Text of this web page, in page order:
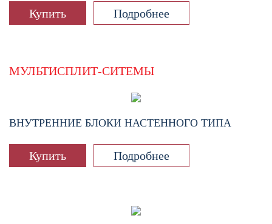
Купить Подробнее
МУЛЬТИСПЛИТ-СИТЕМЫ
ВНУТРЕННИЕ БЛОКИ НАСТЕННОГО ТИПА
Купить Подробнее